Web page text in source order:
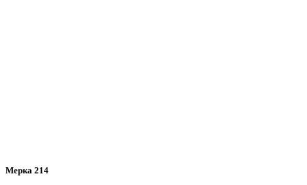
Мерка 214